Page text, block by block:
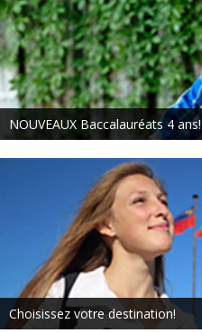
NOUVEAUX Baccalauréats 4 ans!
Choisissez votre destination!